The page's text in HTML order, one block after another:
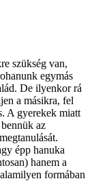
szükség van,
egymás
De ilyenkor rá
a másikra, fel
A gyerekek miatt
az
épp hanuka
hanem a
formában